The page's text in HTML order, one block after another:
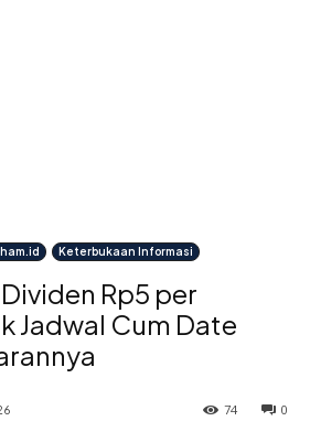
Keterbukaan Informasi
Rp5 per
Jadwal Cum Date
0
74